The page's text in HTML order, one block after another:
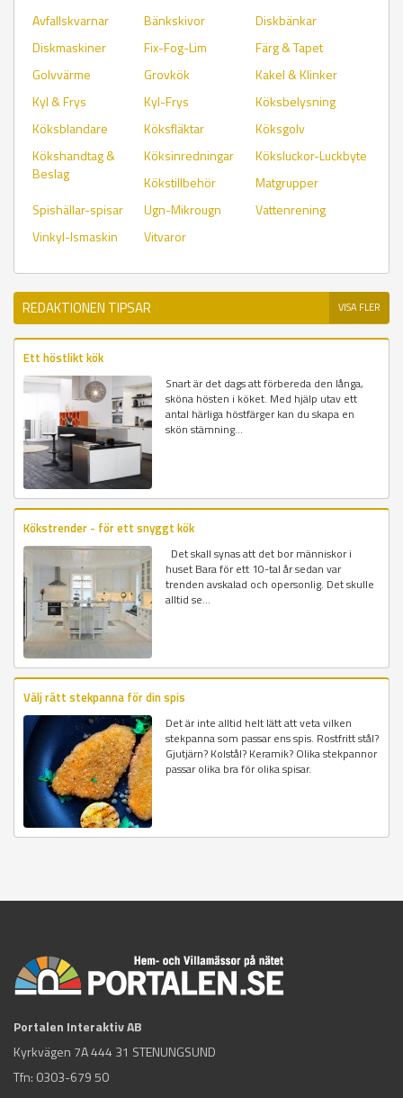
Avfallskvarnar Bänkskivor
Diskbänkar
Diskmaskiner
Fix-Fog-Lim
Färg & Tapet
Golvvärme
Grovkök
Kakel & Klinker
Kyl & Frys
Kyl-Frys
Köksbelysning
Köksblandare
Köksfläktar
Köksgolv
Kökshandtag &
Beslag
Köksinredningar
Köksluckor-Luckbyte
Kökstillbehör
Matgrupper
Spishällar-spisar
Ugn-Mikrougn
Vattenrening
Vinkyl-Ismaskin
Vitvaror
REDAKTIONEN TIPSAR VISA FLER
Ett höstlikt kök
Snart är det dags att förbereda den långa,
sköna hösten i köket. Med hjälp utav ett
antal härliga höstfärger kan du skapa en
skön stämning...
Kökstrender - för ett snyggt kök
Det skall synas att det bor människor i
huset Bara för ett 10-tal år sedan var
trenden avskalad och opersonlig. Det skulle
alltid se...
Välj rätt stekpanna för din spis
Det är inte alltid helt lätt att veta vilken
stekpanna som passar ens spis. Rostfritt stål?
Gjutjärn? Kolstål? Keramik? Olika stekpannor
passar olika bra för olika spisar.
Portalen Interaktiv AB
Kyrkvägen 7A 444 31 STENUNGSUND
Tfn: 0303-679 50